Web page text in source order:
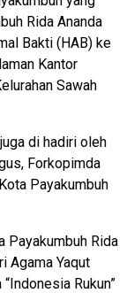
Rida Ananda
Bakti (HAB) ke
Kantor
Sawah
di hadiri oleh
Forkopimda
Payakumbuh
Payakumbuh Rida
Agama Yaqut
Rukun”